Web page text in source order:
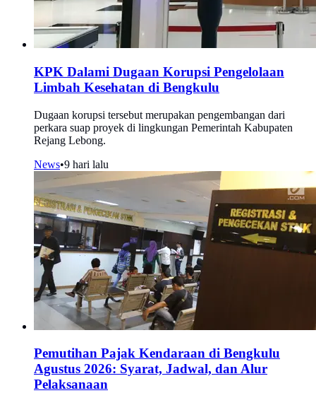
KPK Dalami Dugaan Korupsi Pengelolaan
Limbah Kesehatan di Bengkulu
Dugaan korupsi tersebut merupakan pengembangan dari
perkara suap proyek di lingkungan Pemerintah Kabupaten
Rejang Lebong.
News•9 hari lalu
Pemutihan Pajak Kendaraan di Bengkulu
Agustus 2026: Syarat, Jadwal, dan Alur
Pelaksanaan